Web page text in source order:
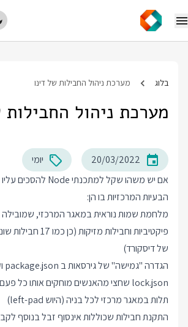
בלוג מערכת ניהול החבילות של דינו
מערכת ניהול החבילות
20/03/2022
יומי
הבעיות המרכזיות בו הן:
מלחמת שמות נוראית במאגר המרכזי, שמובילה
פיקטיביות וחבילות מזיקות (כן כמו 17 חבילות שונות
של דיסקורד)
lock.json שחצי מהאנשים מוחקים אותו כל פעם שיש קונפליקט.
תלות במאגר מרכזי לכל בניה (היוש left-pad
)
התקנת חבילות שכוללות אינסוף זבל בנוסף